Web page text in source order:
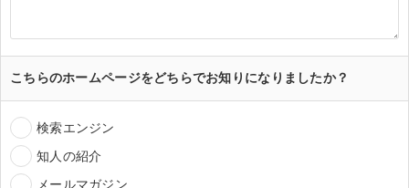
こちらのホームページをどちらでお知りになりましたか？
検索エンジン
知人の紹介
メールマガジン